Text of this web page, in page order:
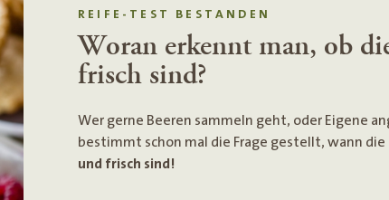
REIFE-TEST BESTANDEN
Woran erkennt man, ob
frisch sind?
Wer gerne Beeren sammeln geht, oder Eigene
bestimmt schon mal die Frage gestellt, wann die
und frisch sind!